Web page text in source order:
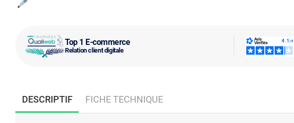
Top 1 E-commerce
Relation client digitale
DESCRIPTIF FICHE TECHNIQUE